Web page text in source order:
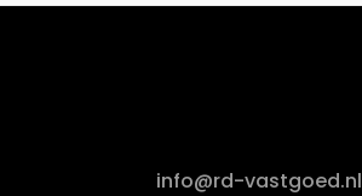
info@rd-vastgoed.nl